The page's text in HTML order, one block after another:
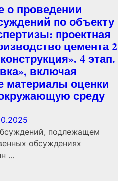
о проведении
по объекту
проектная
цемента 2
4 этап.
включая
материалы оценки
среду
подлежащем
обсуждениях
...